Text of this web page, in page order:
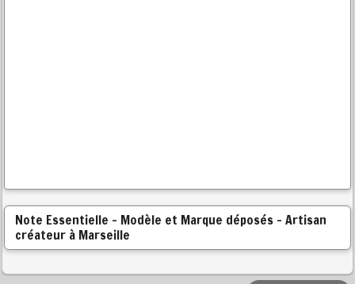
Note Essentielle - Modèle et Marque déposés - Artisan
créateur à Marseille